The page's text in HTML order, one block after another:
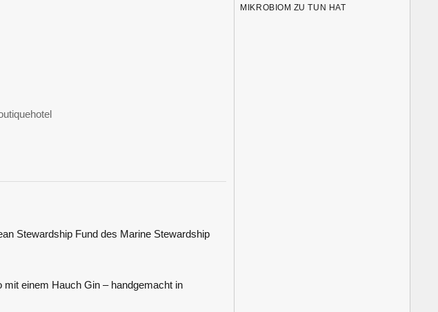
Stewardship Fund des Marine Stewardship
mit einem Hauch Gin – handgemacht in
MIKROBIOM ZU TUN HAT